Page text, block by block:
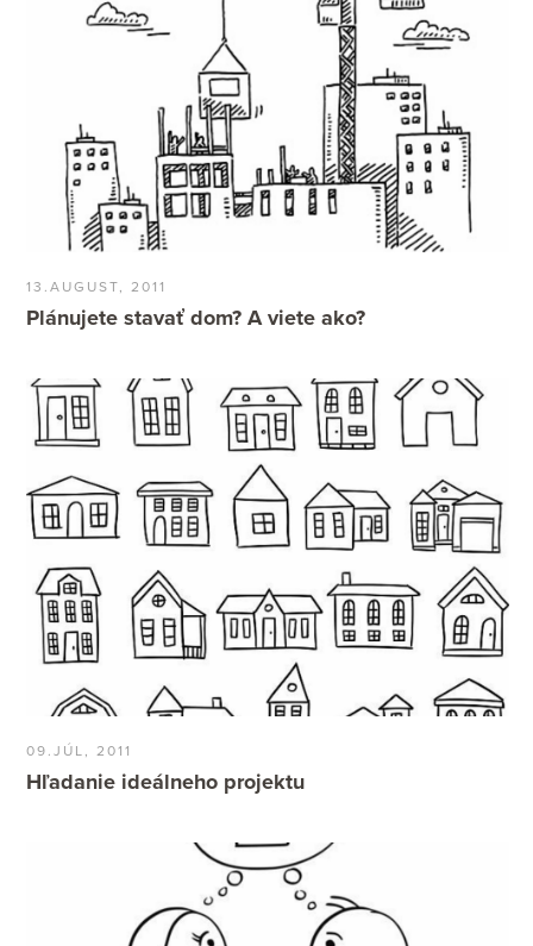
13.AUGUST, 2011
Plánujete stavať dom? A viete ako?
09.JÚL, 2011
Hľadanie ideálneho projektu